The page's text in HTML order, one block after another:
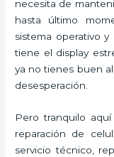
necesita de
hasta último
sistema operativo
tiene el display
ya no tienes buen
desesperación.
Pero tranquilo
reparación de
servicio técnico,